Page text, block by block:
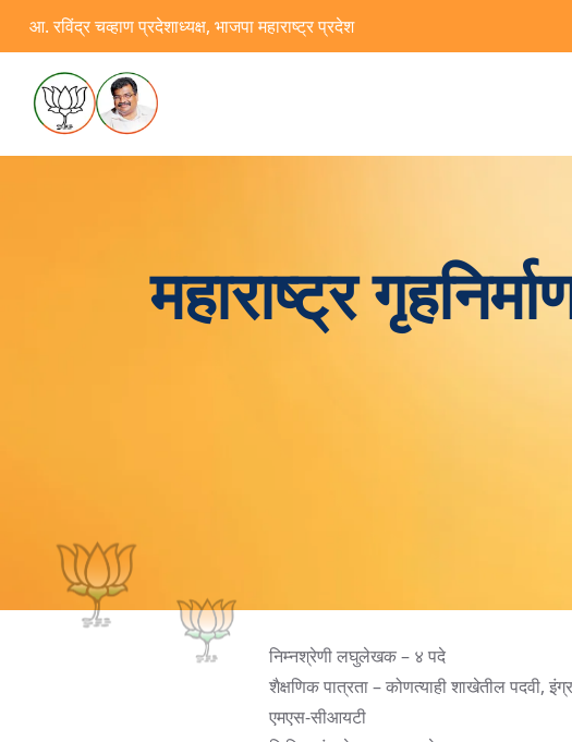
आ. रविंद्र चव्हाण प्रदेशाध्यक्ष, भाजपा महाराष्ट्र प्रदेश
महाराष्ट्र
निम्नश्रेणी लघुलेखक – ४ पदे
शैक्षणिक पात्रता – कोणत्याही शाखेतील पदवी,
एमएस-सीआयटी